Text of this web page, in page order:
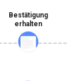
Bestätigung
erhalten